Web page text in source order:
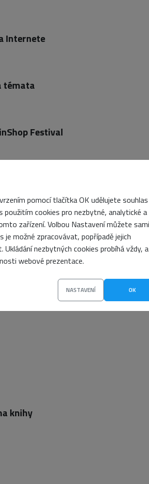
pomocí tlačítka OK udělujete souhlas
použitím cookies pro nezbytné, analytické a
zařízení. Volbou Nastavení můžete sami
je možné zpracovávat, popřípadě jejich
Ukládání nezbytných cookies probíhá vždy,
webové prezentace.
NASTAVENÍ OK
Internete
témata
Festival
stažení
Serverem 2012
knihy